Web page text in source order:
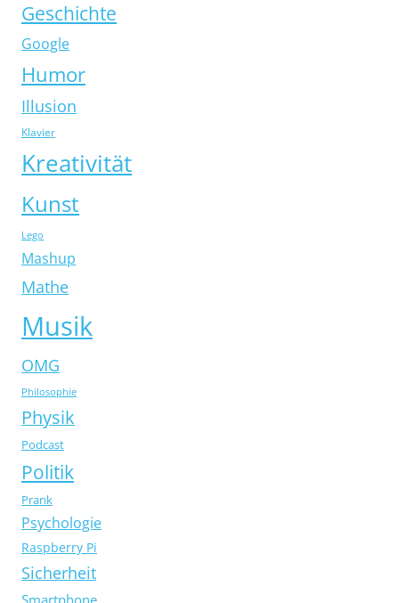
Geschichte
Google
Humor
Illusion
Klavier
Kreativität
Kunst
Lego
Mashup
Mathe
Musik
OMG
Philosophie
Physik
Podcast
Politik
Prank
Psychologie
Raspberry Pi
Sicherheit